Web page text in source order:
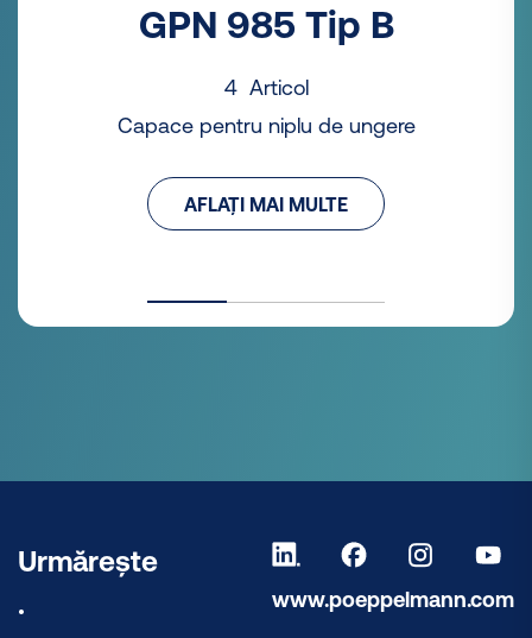
GPN 985 Tip B
4 Articol
Capace pentru niplu de ungere
AFLAȚI MAI MULTE
Urmărește
.
www.poeppelmann.com